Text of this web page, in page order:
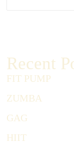
Recent
FIT PUMP
ZUMBA
GAG
HIIT